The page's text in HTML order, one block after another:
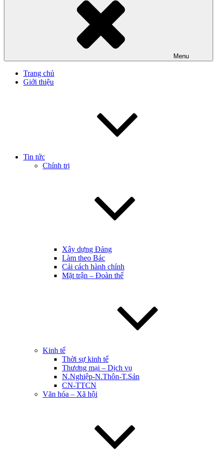
Menu
Trang chủ
Giới thiệu
Tin tức
Chính trị
Xây dựng Đảng
Làm theo Bác
Cải cách hành chính
Mặt trận – Đoàn thể
Kinh tế
Thời sự kinh tế
Thương mại – Dịch vụ
N.Nghiệp-N.Thôn-T.Sản
CN-TTCN
Văn hóa – Xã hội